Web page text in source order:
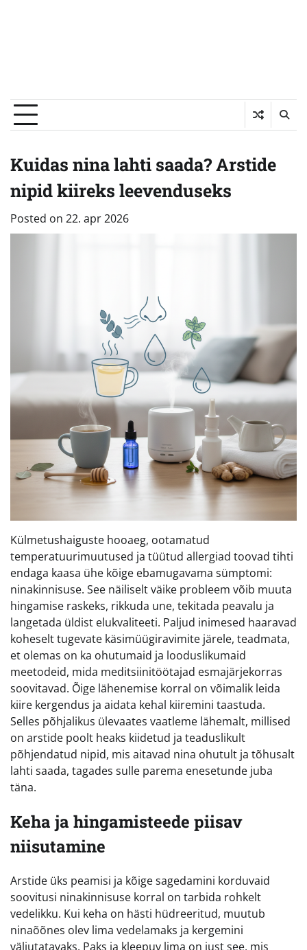
Kuidas nina lahti saada? Arstide
nipid kiireks leevenduseks
Posted on 22. apr 2026
Külmetushaiguste hooaeg, ootamatud
temperatuurimuutused ja tüütud allergiad toovad tihti
endaga kaasa ühe kõige ebamugavama sümptomi:
ninakinnisuse. See näiliselt väike probleem võib muuta
hingamise raskeks, rikkuda une, tekitada peavalu ja
langetada üldist elukvaliteeti. Paljud inimesed haaravad
koheselt tugevate käsimüügiravimite järele, teadmata,
et olemas on ka ohutumaid ja looduslikumaid
meetodeid, mida meditsiinitöötajad esmajärjekorras
soovitavad. Õige lähenemise korral on võimalik leida
kiire kergendus ja aidata kehal kiiremini taastuda.
Selles põhjalikus ülevaates vaatleme lähemalt, millised
on arstide poolt heaks kiidetud ja teaduslikult
põhjendatud nipid, mis aitavad nina ohutult ja tõhusalt
lahti saada, tagades sulle parema enesetunde juba
täna.
Keha ja hingamisteede piisav
niisutamine
Arstide üks peamisi ja kõige sagedamini korduvaid
soovitusi ninakinnisuse korral on tarbida rohkelt
vedelikku. Kui keha on hästi hüdreeritud, muutub
ninaõõnes olev lima vedelamaks ja kergemini
väljutatavaks. Paks ja kleepuv lima on just see, mis